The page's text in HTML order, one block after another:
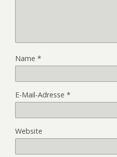
Name *
E-Mail-Adresse *
Website